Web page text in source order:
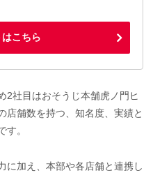
こちら
2社目はおそうじ本舗虎ノ門ヒ
店舗数を持つ、知名度、実績と
す。
に加え、本部や各店舗と連携し